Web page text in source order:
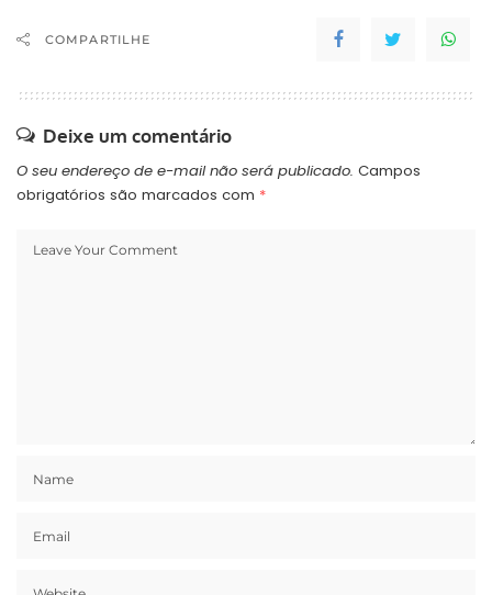
COMPARTILHE
Deixe um comentário
O seu endereço de e-mail não será publicado. Campos
obrigatórios são marcados com *